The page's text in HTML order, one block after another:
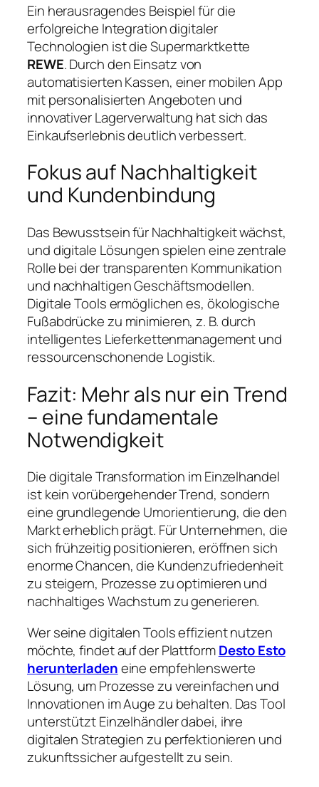
Ein herausragendes Beispiel für die
erfolgreiche Integration digitaler
Technologien ist die Supermarktkette
REWE. Durch den Einsatz von
automatisierten Kassen, einer mobilen App
mit personalisierten Angeboten und
innovativer Lagerverwaltung hat sich das
Einkaufserlebnis deutlich verbessert.
Fokus auf Nachhaltigkeit
und Kundenbindung
Das Bewusstsein für Nachhaltigkeit wächst,
und digitale Lösungen spielen eine zentrale
Rolle bei der transparenten Kommunikation
und nachhaltigen Geschäftsmodellen.
Digitale Tools ermöglichen es, ökologische
Fußabdrücke zu minimieren, z. B. durch
intelligentes Lieferkettenmanagement und
ressourcenschonende Logistik.
Fazit: Mehr als nur ein Trend
– eine fundamentale
Notwendigkeit
Die digitale Transformation im Einzelhandel
ist kein vorübergehender Trend, sondern
eine grundlegende Umorientierung, die den
Markt erheblich prägt. Für Unternehmen, die
sich frühzeitig positionieren, eröffnen sich
enorme Chancen, die Kundenzufriedenheit
zu steigern, Prozesse zu optimieren und
nachhaltiges Wachstum zu generieren.
Wer seine digitalen Tools effizient nutzen
möchte, findet auf der PlattformDesto Esto
herunterladeneine empfehlenswerte
Lösung, um Prozesse zu vereinfachen und
Innovationen im Auge zu behalten. Das Tool
unterstützt Einzelhändler dabei, ihre
digitalen Strategien zu perfektionieren und
zukunftssicher aufgestellt zu sein.